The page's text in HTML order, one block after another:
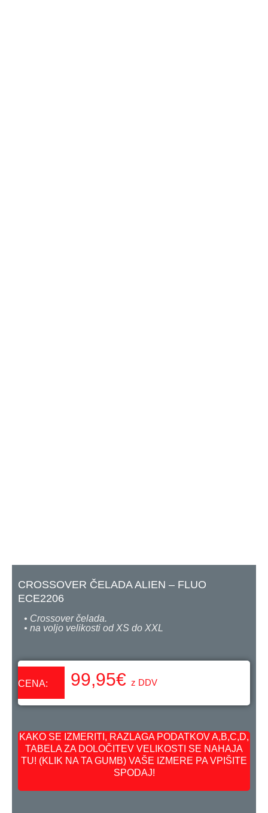
CROSSOVER ČELADA ALIEN – FLUO
ECE2206
• Crossover čelada.
• na voljo velikosti od XS do XXL
CENA: 99,95€ z DDV
KAKO SE IZMERITI, RAZLAGA PODATKOV A,B,C,D,
TABELA ZA DOLOČITEV VELIKOSTI SE NAHAJA
TU! (KLIK NA TA GUMB) VAŠE IZMERE PA VPIŠITE
SPODAJ!